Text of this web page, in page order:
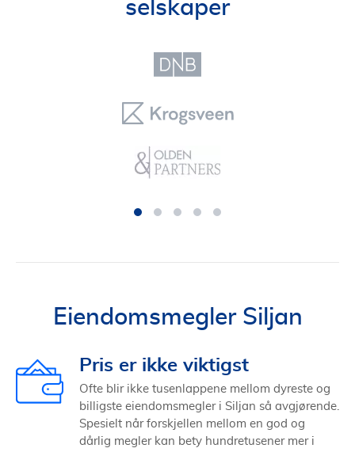
selskaper
Eiendomsmegler Siljan
Pris er ikke viktigst
Ofte blir ikke tusenlappene mellom dyreste og
billigste eiendomsmegler i Siljan så avgjørende.
Spesielt når forskjellen mellom en god og
dårlig megler kan bety hundretusener mer i